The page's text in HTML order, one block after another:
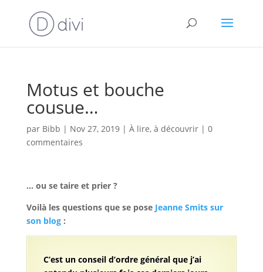
Motus et bouche
cousue…
par Bibb | Nov 27, 2019| À lire, à découvrir| 0
commentaires
… ou se taire et prier ?
Voilà les questions que se pose Jeanne Smits sur
son blog:
C’est un conseil d’ordre général que j’ai